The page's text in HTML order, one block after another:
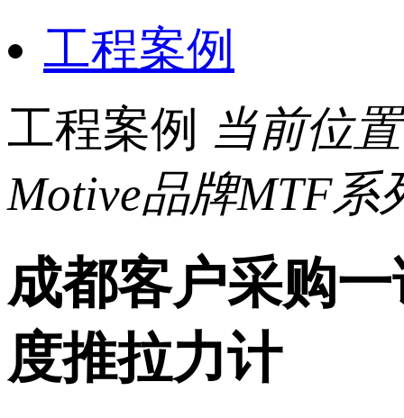
工程案例
工程案例 当前位
Motive品牌MTF
成都客户采购
度推拉力计